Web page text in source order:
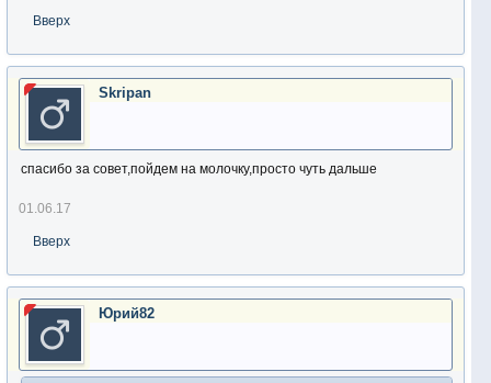
Вверх
Skripan
спасибо за совет,пойдем на молочку,просто чуть дальше
01.06.17
Вверх
Юрий82